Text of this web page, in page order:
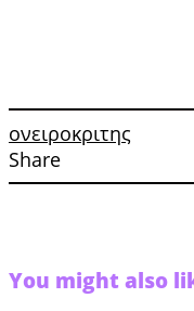
ονειροκριτης
Share
You might also